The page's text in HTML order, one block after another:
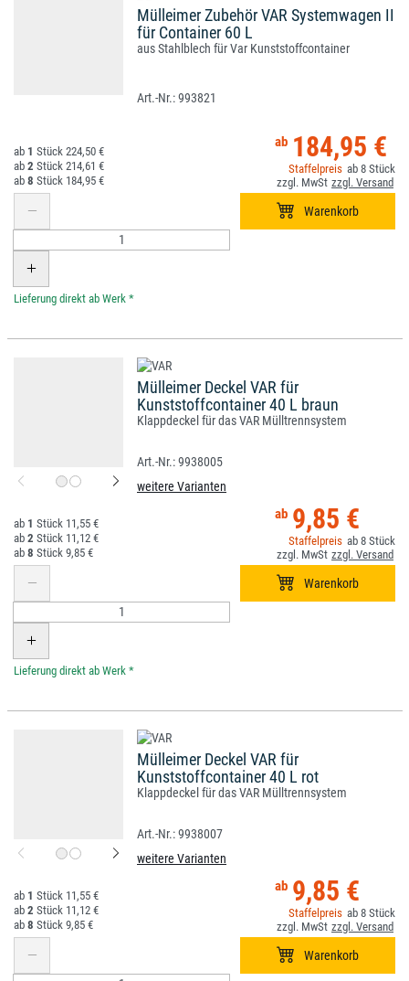
Mülleimer Zubehör VAR Systemwagen II
für Container 60 L
aus Stahlblech für Var Kunststoffcontainer
993821
184,95 €
8
1
224,50 €
2
214,61 €
8
184,95 €
*
Mülleimer Deckel VAR für
Kunststoffcontainer 40 L braun
Klappdeckel für das VAR Mülltrennsystem
9938005
weitere Varianten
9,85 €
8
1
11,55 €
2
11,12 €
8
9,85 €
*
Mülleimer Deckel VAR für
Kunststoffcontainer 40 L rot
Klappdeckel für das VAR Mülltrennsystem
9938007
weitere Varianten
9,85 €
8
1
11,55 €
2
11,12 €
8
9,85 €